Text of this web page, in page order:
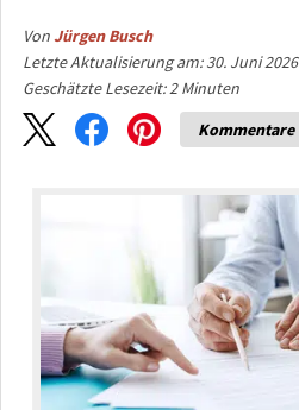
VonJürgen Busch
Letzte Aktualisierung am: 30. Juni 2026
Geschätzte Lesezeit:2 Minuten
Kommentare